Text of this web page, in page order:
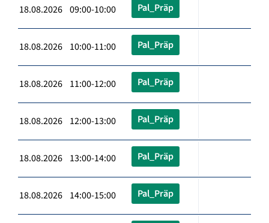
18.08.2026 09:00-10:00 Pal_Präp
18.08.2026 10:00-11:00 Pal_Präp
18.08.2026 11:00-12:00 Pal_Präp
18.08.2026 12:00-13:00 Pal_Präp
18.08.2026 13:00-14:00 Pal_Präp
18.08.2026 14:00-15:00 Pal_Präp